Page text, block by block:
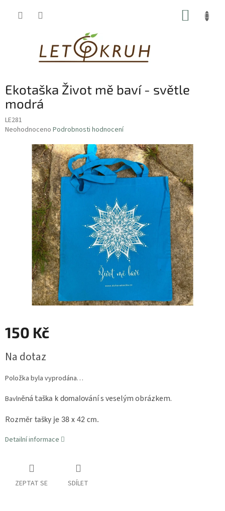
Ekotaška Život mě baví - světle
modrá
LE281
Průměrné
hvězdiček.
Neohodnoceno Podrobnosti hodnocení
150 Kč
cena:
Na dotaz
Položka byla vyprodána…
Bavlněná taška k domalování s veselým obrázkem.
Rozměr tašky je 38 x 42 cm.
Detailní informace
ZEPTAT SE SDÍLET